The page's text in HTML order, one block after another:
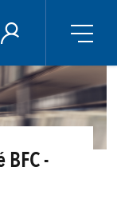
-